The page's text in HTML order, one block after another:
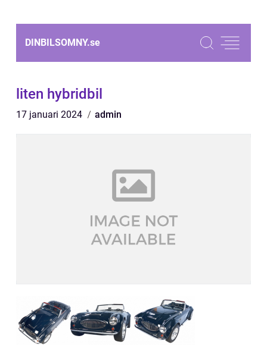
DINBILSOMNY.se
liten hybridbil
17 januari 2024 admin